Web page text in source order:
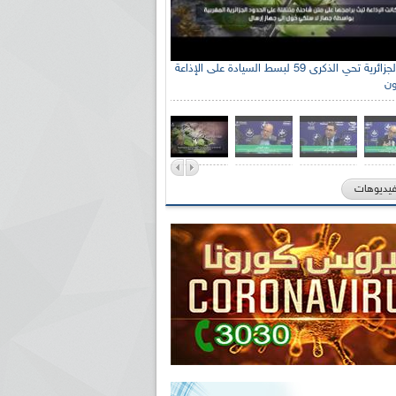
الإذاعة الجزائرية تحي الذكرى 59 لبسط السيادة على الإذاعة